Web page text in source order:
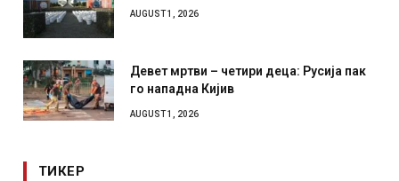
AUGUST 1, 2026
Девет мртви – четири деца: Русија пак
го нападна Кијив
AUGUST 1, 2026
ТИКЕР